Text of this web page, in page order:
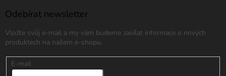
Odebírat newsletter
Vložte svůj e-mail a my vám budeme zasílat informace o nových
produktech na našem e-shopu.
E-mail